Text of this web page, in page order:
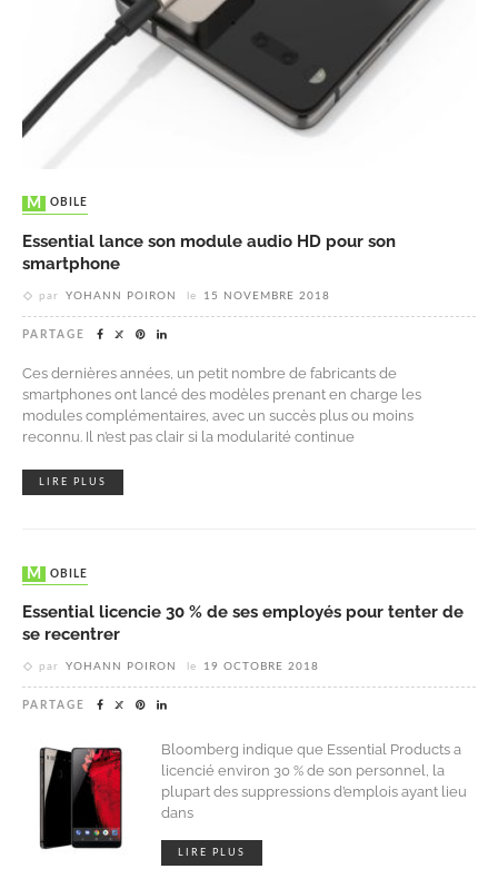
MOBILE
Essential lance son module audio HD pour son
smartphone
par YOHANN POIRON le 15 NOVEMBRE 2018
PARTAGE
Ces dernières années, un petit nombre de fabricants de
smartphones ont lancé des modèles prenant en charge les
modules complémentaires, avec un succès plus ou moins
reconnu. Il n’est pas clair si la modularité continue
LIRE PLUS
MOBILE
Essential licencie 30 % de ses employés pour tenter de
se recentrer
par YOHANN POIRON le 19 OCTOBRE 2018
PARTAGE
Bloomberg indique que Essential Products a
licencié environ 30 % de son personnel, la
plupart des suppressions d’emplois ayant lieu
dans
LIRE PLUS